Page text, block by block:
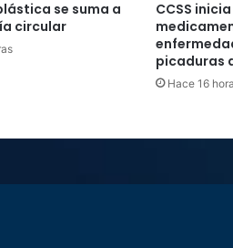
se suma a
circular
CCSS
picaduras
Hace 16